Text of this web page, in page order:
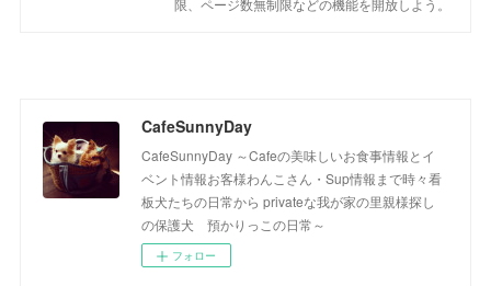
CafeSunnyDay
CafeSunnyDay ～Cafeの美味しいお食事情報とイ
ベント情報お客様わんこさん・Sup情報まで時々看
板犬たちの日常から privateな我が家の里親様探し
の保護犬 預かりっこの日常～
フォロー